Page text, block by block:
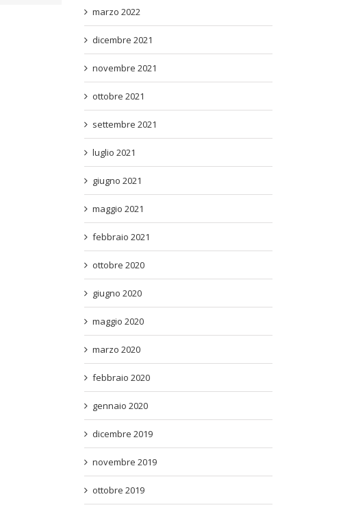
marzo 2022
dicembre 2021
novembre 2021
ottobre 2021
settembre 2021
luglio 2021
giugno 2021
maggio 2021
febbraio 2021
ottobre 2020
giugno 2020
maggio 2020
marzo 2020
febbraio 2020
gennaio 2020
dicembre 2019
novembre 2019
ottobre 2019